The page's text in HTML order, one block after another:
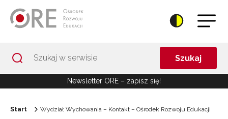
Szukaj
Newsletter ORE – zapisz się!
Start Wydział Wychowania – Kontakt – Ośrodek Rozwoju Edukacji